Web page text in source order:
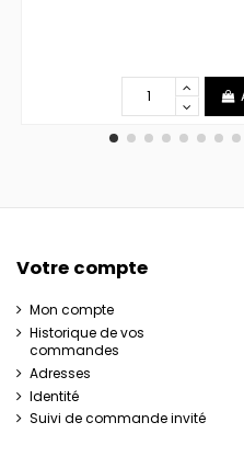
Votre compte
Mon compte
Historique de vos
commandes
Adresses
Identité
Suivi de commande invité